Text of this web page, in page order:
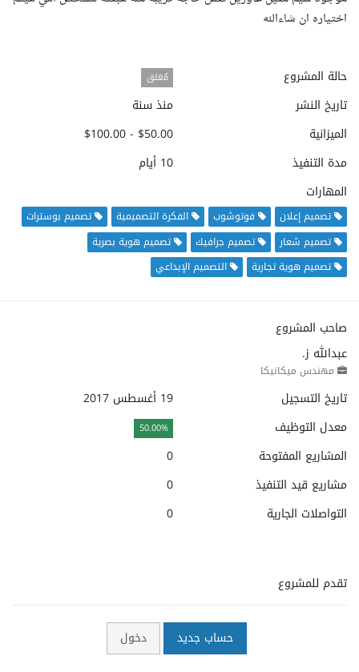
اختياره ان شاءالله
حالة المشروع مُغلق
تاريخ النشر
منذ سنة
الميزانية
$50.00 - $100.00
مدة التنفيذ
10 أيام
المهارات
تصميم إعلان فوتوشوب الفكرة التصميمية
تصميم بوسترات
تصميم شعار
تصميم جرافيك
تصميم هوية بصرية
تصميم هوية تجارية
التصميم الإبداعي
صاحب المشروع
عبدالله ز.
مهندس ميكانيكا
تاريخ التسجيل
19 أغسطس 2017
معدل التوظيف
50.00%
المشاريع المفتوحة
0
مشاريع قيد التنفيذ
0
التواصلات الجارية
0
تقدم للمشروع
حساب جديد دخول